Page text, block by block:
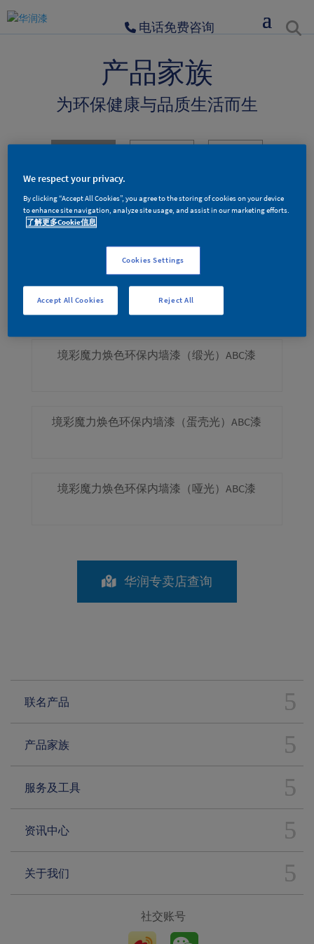
电话免费咨询
产品家族
为环保健康与品质生活而生
墙面漆产品分类
双效加固内墙底漆
境彩魔力焕色环保内墙漆（缎光）ABC漆
境彩魔力焕色环保内墙漆（蛋壳光）ABC漆
境彩魔力焕色环保内墙漆（哑光）ABC漆
华润专卖店查询
联名产品
产品家族
服务及工具
资讯中心
关于我们
社交账号
We respect your privacy.
By clicking “Accept All Cookies”, you agree to the storing of cookies on your device
to enhance site navigation, analyze site usage, and assist in our marketing efforts.
了解更多Cookie信息
Cookies Settings
Reject All
Accept All Cookies